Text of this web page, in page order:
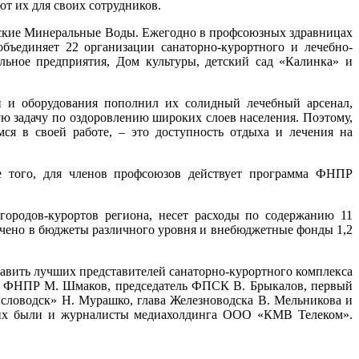
их для своих сотрудников.
Минеральные Воды. Ежегодно в профсоюзных здравницах
22 организации санаторно-курортного и лечебно-
предприятия, Дом культуры, детский сад «Калинка» и
оборудования пополнил их солидный лечебный арсенал,
задачу по оздоровлению широких слоев населения. Поэтому,
в своей работе, – это доступность отдыха и лечения на
того, для членов профсоюзов действует программа ФНПР
курортов региона, несет расходы по содержанию 11
в бюджеты различного уровня и внебюджетные фонды 1,2
лучших представителей санаторно-курортного комплекса
ФНПР М. Шмаков, председатель ФПСК В. Брыкалов, первый
Н. Мурашко, глава Железноводска В. Мельникова и
были и журналисты медиахолдинга ООО «КМВ Телеком».